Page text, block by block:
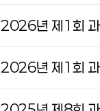
2026년 제1회 과